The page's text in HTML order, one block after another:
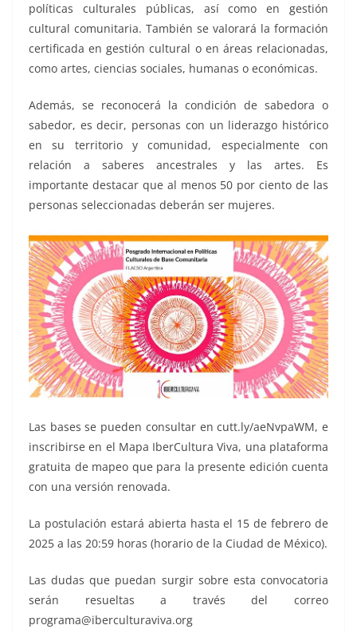
políticas culturales públicas, así como en gestión
cultural comunitaria. También se valorará la formación
certificada en gestión cultural o en áreas relacionadas,
como artes, ciencias sociales, humanas o económicas.
Además, se reconocerá la condición de sabedora o
sabedor, es decir, personas con un liderazgo histórico
en su territorio y comunidad, especialmente con
relación a saberes ancestrales y las artes. Es
importante destacar que al menos 50 por ciento de las
personas seleccionadas deberán ser mujeres.
Las bases se pueden consultar en cutt.ly/aeNvpaWM, e
inscribirse en el Mapa IberCultura Viva, una plataforma
gratuita de mapeo que para la presente edición cuenta
con una versión renovada.
La postulación estará abierta hasta el 15 de febrero de
2025 a las 20:59 horas (horario de la Ciudad de México).
Las dudas que puedan surgir sobre esta convocatoria
serán resueltas a través del correo
programa@iberculturaviva.org